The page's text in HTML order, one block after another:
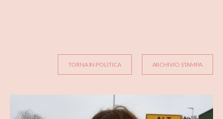
TORNA IN POLITICA ARCHIVIO STAMPA